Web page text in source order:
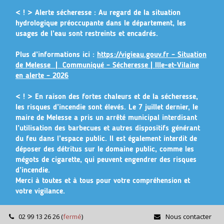
< ! > Alerte sécheresse : Au regard de la situation
hydrologique préoccupante dans le département, les
usages de l’eau sont restreints et encadrés.
Plus d’informations ici : https://vigieau.gouv.fr – Situation
de Melesse | Communiqué – Sécheresse | Ille-et-Vilaine
en alerte – 2026
< ! > En raison des fortes chaleurs et de la sécheresse,
les risques d’incendie sont élevés. Le 7 juillet dernier, le
maire de Melesse a pris un arrêté municipal interdisant
l’utilisation des barbecues et autres dispositifs générant
du feu dans l’espace public. Il est également interdit de
déposer des détritus sur le domaine public, comme les
mégots de cigarette, qui peuvent engendrer des risques
d’incendie.
Merci à toutes et à tous pour votre compréhension et
votre vigilance.
02 99 13 26 26(fermé) Nous contacter